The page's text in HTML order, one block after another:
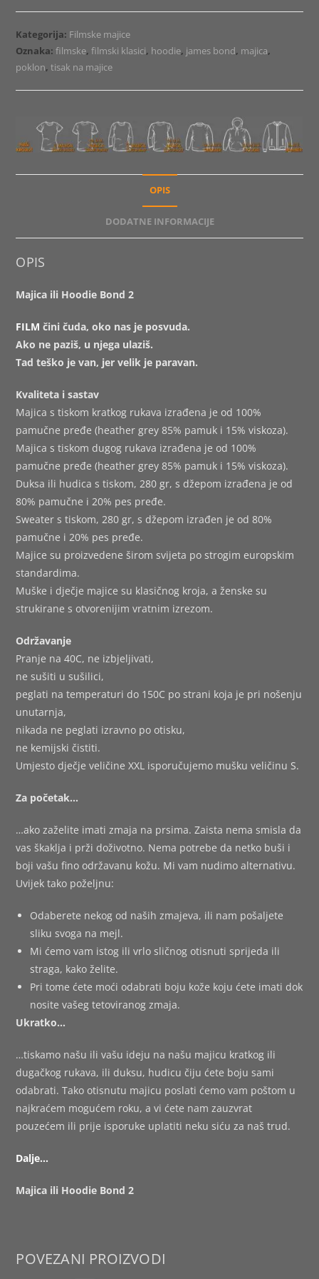
Bond
2
količina
Kategorija: Filmske majice
Oznaka:filmske,filmski klasici, hoodie, james bond, majica,
poklon,tisak na majice
OPIS
DODATNE INFORMACIJE
OPIS
Majica ili Hoodie Bond 2
FILM čini čuda, oko nas je posvuda.
Ako ne paziš, u njega ulaziš.
Tad teško je van, jer velik je paravan.
Kvaliteta i sastav
Majica s tiskom kratkog rukava izrađena je od 100%
pamučne pređe (heather grey 85% pamuk i 15% viskoza).
Majica s tiskom dugog rukava izrađena je od 100%
pamučne pređe (heather grey 85% pamuk i 15% viskoza).
Duksa ili hudica s tiskom, 280 gr, s džepom izrađena je od
80% pamučne i 20% pes pređe.
Sweater s tiskom, 280 gr, s džepom izrađen je od 80%
pamučne i 20% pes pređe.
Majice su proizvedene širom svijeta po strogim europskim
standardima.
Muške i dječje majice su klasičnog kroja, a ženske su
strukirane s otvorenijim vratnim izrezom.
Održavanje
Pranje na 40C, ne izbjeljivati,
ne sušiti u sušilici,
peglati na temperaturi do 150C po strani koja je pri nošenju
unutarnja,
nikada ne peglati izravno po otisku,
ne kemijski čistiti.
Umjesto dječje veličine XXL isporučujemo mušku veličinu S.
Za početak…
…ako zaželite imati zmaja na prsima. Zaista nema smisla da
vas škaklja i prži doživotno. Nema potrebe da netko buši i
boji vašu fino održavanu kožu. Mi vam nudimo alternativu.
Uvijek tako poželjnu:
Odaberete nekog od naših zmajeva, ili nam pošaljete
sliku svoga na mejl.
Mi ćemo vam istog ili vrlo sličnog otisnuti sprijeda ili
straga, kako želite.
Pri tome ćete moći odabrati boju kože koju ćete imati dok
nosite vašeg tetoviranog zmaja.
Ukratko…
…tiskamo našu ili vašu ideju na našu majicu kratkog ili
dugačkog rukava, ili duksu, hudicu čiju ćete boju sami
odabrati. Tako otisnutu majicu poslati ćemo vam poštom u
najkraćem mogućem roku, a vi ćete nam zauzvrat
pouzećem ili prije isporuke uplatiti neku siću za naš trud.
Dalje…
Majica ili Hoodie Bond 2
POVEZANI PROIZVODI